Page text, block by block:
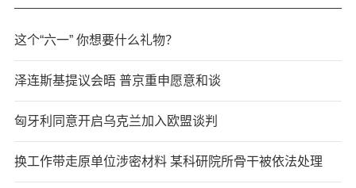
这个“六一” 你想要什么礼物？
泽连斯基提议会晤 普京重申愿意和谈
匈牙利同意开启乌克兰加入欧盟谈判
换工作带走原单位涉密材料 某科研院所骨干被依法处理